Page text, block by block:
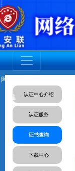
网安联党
建 认证中心介绍
认证服务
证书查询
下载中心